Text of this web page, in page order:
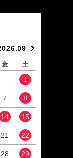
金 土
1
7 8
14 15
21 22
28 29